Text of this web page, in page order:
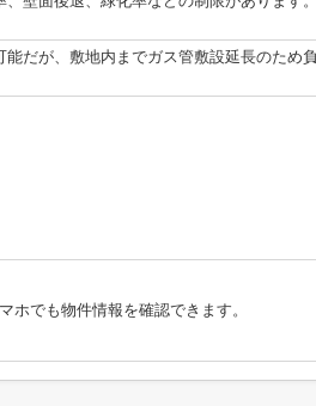
だが、敷地内までガス管敷設延長のため
ホでも物件情報を確認できます。